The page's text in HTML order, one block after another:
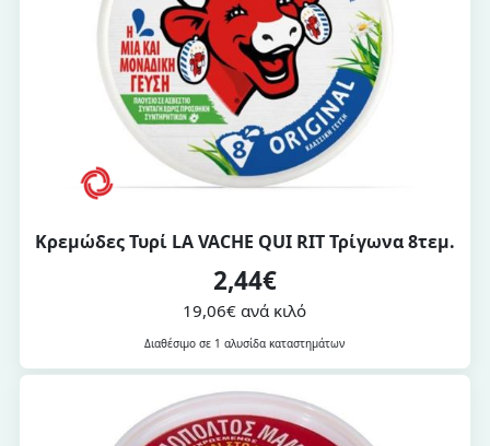
Κρεμώδες Τυρί LA VACHE QUI RIT Τρίγωνα 8τεμ.
2,44€
19,06€ ανά κιλό
Διαθέσιμο σε 1 αλυσίδα καταστημάτων